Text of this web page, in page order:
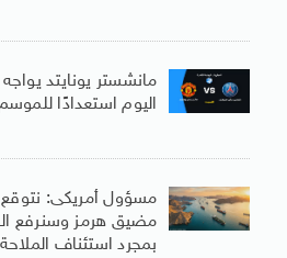
مانشستر يونايتد
اليوم استعدادًا
مسؤول أمريكى: نتوقع
مضيق هرمز وسنرفع
بمجرد استئناف الملاحة